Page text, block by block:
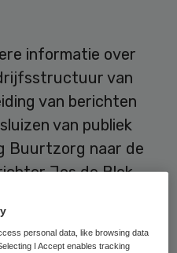
informatie over
van
van berichten
van publiek
Buurtzorg naar de
Jos de Blok.
laten weten in
personal data, like browsing data
I Accept enables tracking